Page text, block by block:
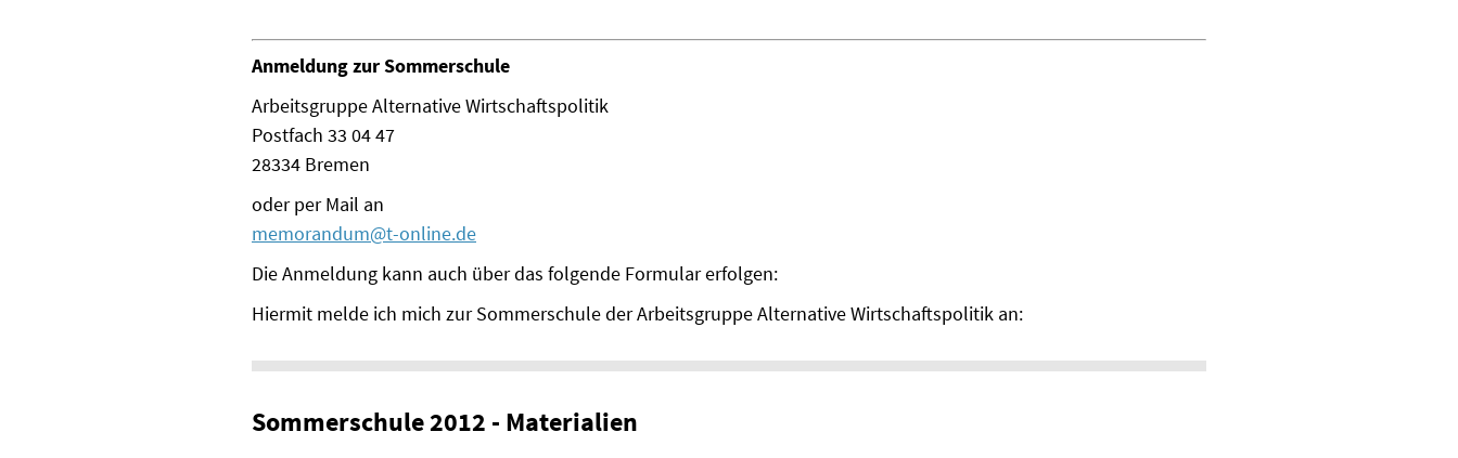
Anmeldung zur Sommerschule
Arbeitsgruppe Alternative Wirtschaftspolitik
Postfach 33 04 47
28334 Bremen
oder per Mail an
memorandum@t-online.de
Die Anmeldung kann auch über das folgende Formular erfolgen:
Hiermit melde ich mich zur Sommerschule der Arbeitsgruppe Alternative Wirtschaftspolitik an:
Sommerschule 2012 - Materialien